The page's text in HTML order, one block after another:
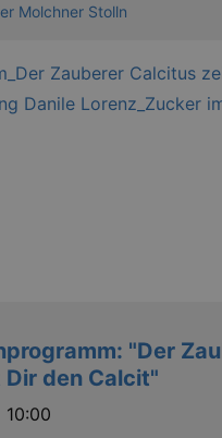
Molchner Stolln
"Der
den Calcit"